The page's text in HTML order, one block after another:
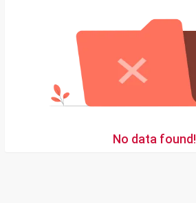
No data found!